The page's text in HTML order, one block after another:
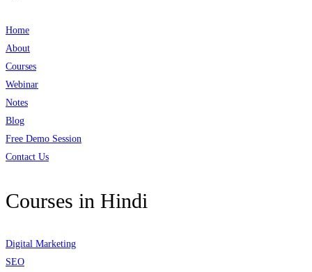
Home
About
Courses
Webinar
Notes
Blog
Free Demo Session
Contact Us
Courses in Hindi
Digital Marketing
SEO